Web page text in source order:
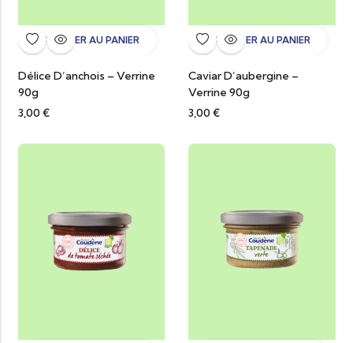
AJOUTER AU PANIER
Délice D’anchois – Verrine
90g
3,00 €
AJOUTER AU PANIER
Caviar D’aubergine –
Verrine 90g
3,00 €